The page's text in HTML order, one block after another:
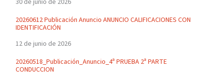
20260612 Publicación Anuncio ANUNCIO CALIFICACIONES CON
IDENTIFICACIÓN
12 de junio de 2026
20260518_Publicación_Anuncio_4ª PRUEBA 2ª PARTE
CONDUCCION